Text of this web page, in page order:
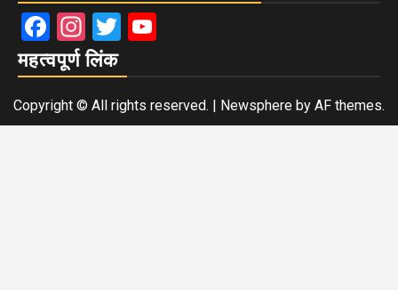
Facebook
Instagram
Twitter
महत्वपूर्ण लिंक
Copyright © All rights reserved. | Newsphere by AF themes.